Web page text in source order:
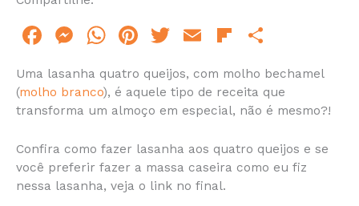
F
a
c
e
b
o
o
M
e
s
s
n
g
W
at
s
p
p
Pi
te
re
T
itt
er
E
ai
l
Fl
ip
b
o
ar
d
ar
e
Uma lasanha quatro queijos, com molho bechamel
(molho branco), é aquele tipo de receita que
transforma um almoço em especial, não é mesmo?!
Confira como fazer lasanha aos quatro queijos e se
você preferir fazer a massa caseira como eu fiz
nessa lasanha, veja o link no final.